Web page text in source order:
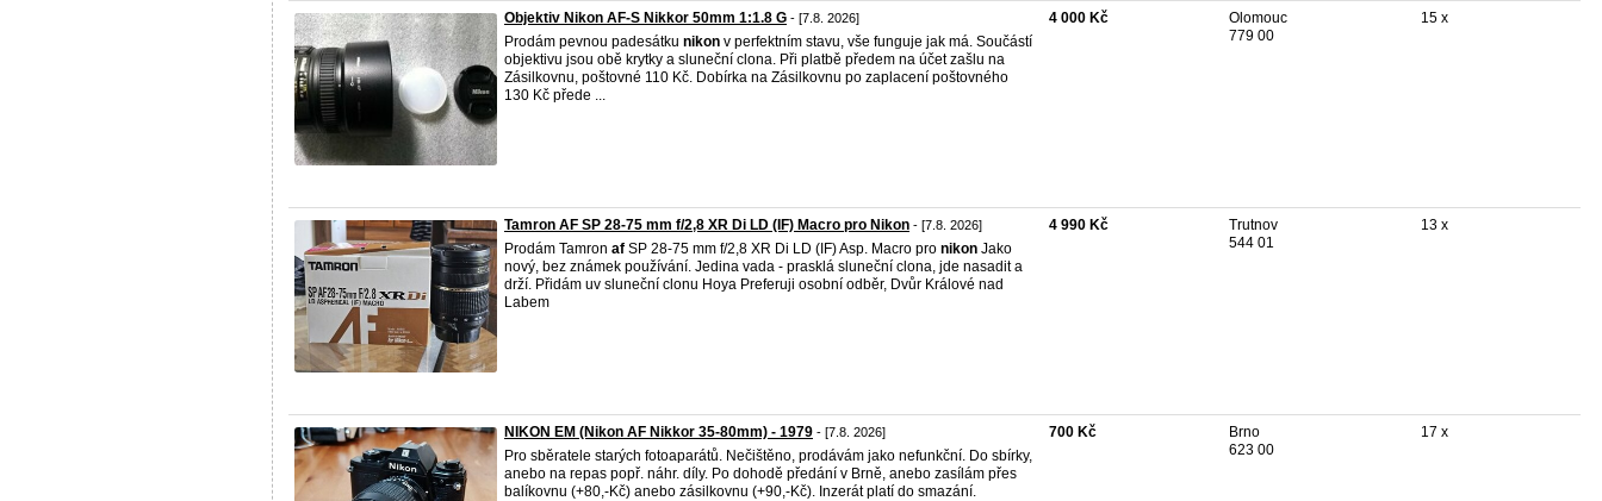
Objektiv Nikon AF-S Nikkor 50mm 1:1.8 G - [7.8. 2026]
Prodám pevnou padesátku nikon v perfektním stavu, vše funguje jak má. Součástí
objektivu jsou obě krytky a sluneční clona. Při platbě předem na účet zašlu na
Zásilkovnu, poštovné 110 Kč. Dobírka na Zásilkovnu po zaplacení poštovného
130 Kč přede ...
4 000 Kč
Olomouc
779 00
15 x
Tamron AF SP 28-75 mm f/2,8 XR Di LD (IF) Macro pro Nikon - [7.8. 2026]
Prodám Tamron af SP 28-75 mm f/2,8 XR Di LD (IF) Asp. Macro pro nikon Jako
nový, bez známek používání. Jedina vada - prasklá sluneční clona, jde nasadit a
drží. Přidám uv sluneční clonu Hoya Preferuji osobní odběr, Dvůr Králové nad
Labem
4 990 Kč
Trutnov
544 01
13 x
NIKON EM (Nikon AF Nikkor 35-80mm) - 1979 - [7.8. 2026]
Pro sběratele starých fotoaparátů. Nečištěno, prodávám jako nefunkční. Do sbírky,
anebo na repas popř. náhr. díly. Po dohodě předání v Brně, anebo zasílám přes
balíkovnu (+80,-Kč) anebo zásilkovnu (+90,-Kč). Inzerát platí do smazání.
700 Kč
Brno
623 00
17 x